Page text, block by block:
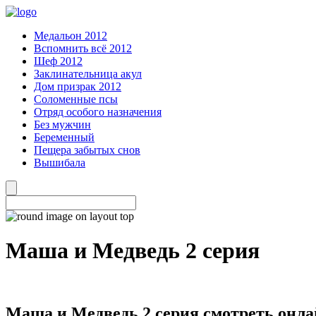
Медальон 2012
Вспомнить всё 2012
Шеф 2012
Заклинательница акул
Дом призрак 2012
Соломенные псы
Отряд особого назначения
Без мужчин
Беременный
Пещера забытых снов
Вышибала
Маша и Медведь 2 серия